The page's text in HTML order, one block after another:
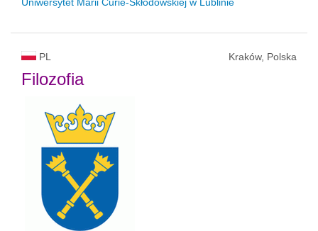
Uniwersytet Marii Curie-Skłodowskiej w Lublinie
PL Kraków, Polska
Filozofia